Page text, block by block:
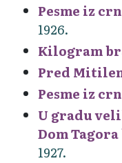
Pesme iz
1926.
Kilogram
Pred
Pesme iz
U gradu
Dom
1927.